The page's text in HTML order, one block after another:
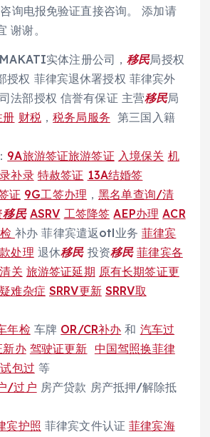
询电报免验证直接咨询。 添加请
谢谢。
实体注册公司，移民局授权
授权 菲律宾退休署授权 菲律宾外
法部授权 信誉有保证 主营移民局
册 财税，税务局服务 第三国入籍
9A旅游签证旅游签证 入境保关 机
补录 特赦签证 13A结婚签
证 9G工签办理 ，黑名单查询/清
移民 ASRV 工签降签 AEP办理 ACR
补办 菲律宾遣返otl业务 菲律宾
处理 退休移民投资移民 菲律宾各
关 旅游签证延期 原有长期签证更
难杂症 SRRV更新 SRRV取
年检 车牌 OR/CR补办 和 汽车过
新办 驾驶证更新 中国驾照换菲律
包过 等
/过户 房产贷款 房产抵押/解除抵
宾护照 菲律宾文件认证菲律宾海